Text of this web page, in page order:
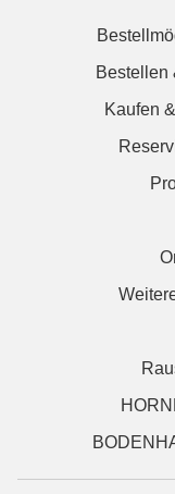
Bestellen
Kaufen